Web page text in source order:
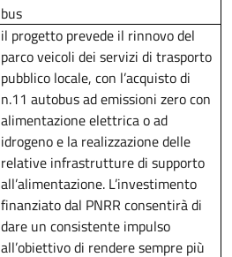
bus
il progetto prevede il rinnovo del
parco veicoli dei servizi di trasporto
pubblico locale, con l’acquisto di
n.11 autobus ad emissioni zero con
alimentazione elettrica o ad
idrogeno e la realizzazione delle
relative infrastrutture di supporto
all’alimentazione. L’investimento
finanziato dal PNRR consentirà di
dare un consistente impulso
all’obiettivo di rendere sempre più